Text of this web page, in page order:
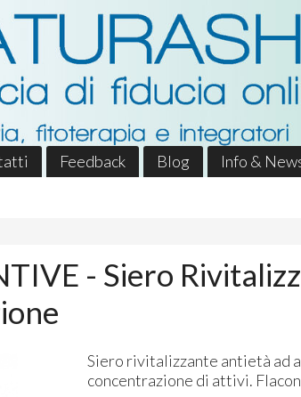
Feedback Blog Info &
- Siero
Siero rivitalizzante antietà ad
concentrazione di attivi.